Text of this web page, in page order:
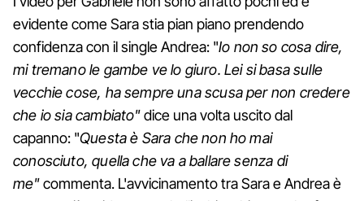
evidente come Sara stia pian piano prendendo
confidenza con il single Andrea: "Io non so cosa dire,
mi tremano le gambe ve lo giuro. Lei si basa sulle
vecchie cose, ha sempre una scusa per non credere
che io sia cambiato"dice una volta uscito dal
capanno: "Questa è Sara che non ho mai
conosciuto, quella che va a ballare senza di
me"commenta. L'avvicinamento tra Sara e Andrea è